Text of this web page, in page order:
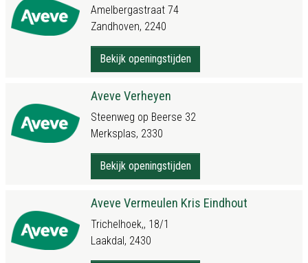
Amelbergastraat 74
Zandhoven, 2240
Bekijk openingstijden
Aveve Verheyen
Steenweg op Beerse 32
Merksplas, 2330
Bekijk openingstijden
Aveve Vermeulen Kris Eindhout
Trichelhoek,, 18/1
Laakdal, 2430